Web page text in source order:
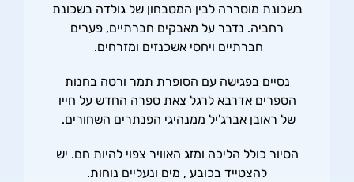
בשכונת מוסררה לבין המטבחון של גולדה בשכונת
רחביה. נדבר על מאבקים חברתיים, פערים
חברתיים ויחסי אשכנזים ומזרחים.
נסיים בפגישה עם הסופרת תמר ורטה בחנות
הספרים אדרבא לרגל צאת ספרה החדש על חייו
של ראובן אברג'יל ממנהיגי הפנתרים השחורים.
הסיור כולל הליכה ומזג האוויר צפוי להיות חם. יש
להצטייד בכובע , מים ונעליים נוחות.